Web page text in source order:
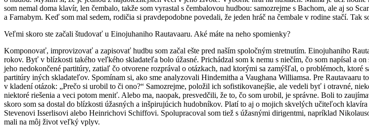
som nemal doma klavír, len čembalo, takže som vyrastal s čembalovou hudbou: samozrejme s Bachom, ale aj so
a Farnabym. Keď som mal sedem, rodičia si pravdepodobne povedali, že jeden hráč na čembale v rodine stačí. Tak
Veľmi skoro ste začali študovať u Einojuhaniho Rautavaaru. Aké máte na neho spomienky?
Komponovať, improvizovať a zapisovať hudbu som začal ešte pred naším spoločným stretnutím. Einojuhaniho
rokov. Byť v blízkosti takého veľkého skladateľa bolo úžasné. Prichádzal som k nemu s niečím, čo som napísal a
jeho nedokončené partitúry, zatiaľ čo otvorene rozprával o otázkach, nad ktorými sa zamýšľal, o problémoch,
partitúry iných skladateľov. Spomínam si, ako sme analyzovali Hindemitha a Vaughana Williamsa. Pre Rautavaaru
v kladení otázok: „Prečo si urobil to či ono?“ Samozrejme, položil ich sofistikovanejšie, ale vedeli byť i otravné,
niektoré riešenia a veci potom meniť. Alebo ma, naopak, presvedčili, že to, čo som urobil, je správne. Boli to
skoro som sa dostal do blízkosti úžasných a inšpirujúcich hudobníkov. Platí to aj o mojich skvelých učiteľoch
Stevenovi Isserlisovi alebo Heinrichovi Schiffovi. Spolupracoval som tiež s úžasnými dirigentmi, napríklad
mali na môj život veľký vplyv.